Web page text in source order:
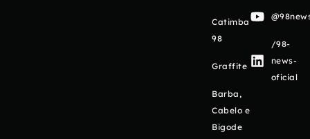
Catimba
98
Graffite
Barba,
Cabelo e
Bigode
/98-
news-
oficial